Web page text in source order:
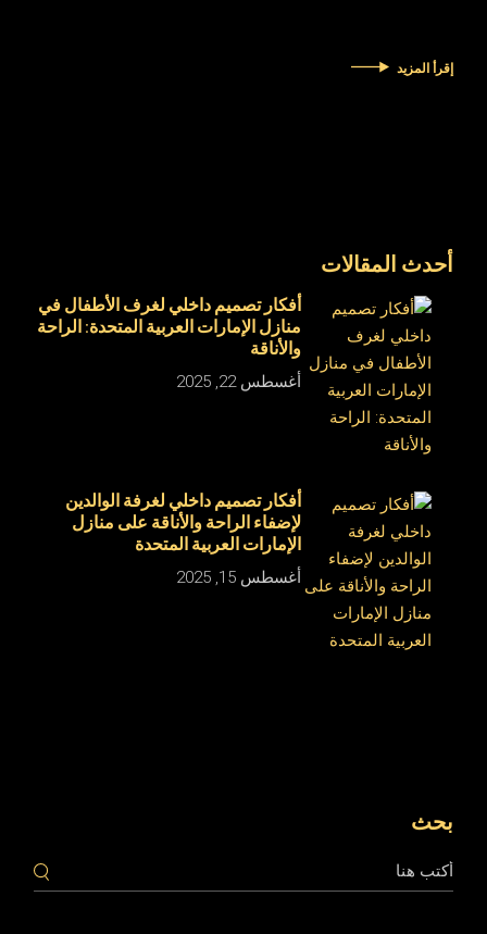
إقرأ المزيد
أحدث المقالات
أفكار تصميم داخلي لغرف الأطفال في
منازل الإمارات العربية المتحدة: الراحة
والأناقة
أغسطس 22, 2025
أفكار تصميم داخلي لغرفة الوالدين
لإضفاء الراحة والأناقة على منازل
الإمارات العربية المتحدة
أغسطس 15, 2025
بحث